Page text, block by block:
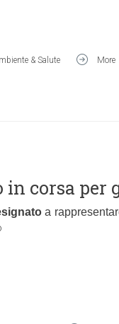
& Salute More
corsa per
a